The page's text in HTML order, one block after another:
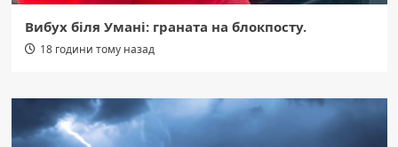
Вибух біля Умані: граната на блокпосту.
18 години тому назад